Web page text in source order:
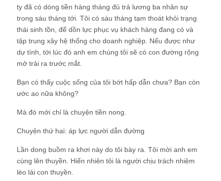
ty đã có dòng tiền hàng tháng đủ trả lương ba nhân sự
trong sáu tháng tới. Tôi có sáu tháng tạm thoát khỏi trạng
thái sinh tồn, để dồn lực phục vụ khách hàng đang có và
tập trung xây hệ thống cho doanh nghiệp. Nếu được như
dự tính, tới lúc đó anh em chúng tôi sẽ có con đường rộng
mở trải ra trước mắt.
Bạn có thấy cuộc sống của tôi bớt hấp dẫn chưa? Bạn còn
ước ao nữa không?
Mà đó mới chỉ là chuyện tiền nong.
Chuyện thứ hai: áp lực người dẫn đường
Lần dong buồm ra khơi này do tôi bày ra. Tôi mời anh em
cùng lên thuyền. Hiển nhiên tôi là người chịu trách nhiệm
lèo lái con thuyền.